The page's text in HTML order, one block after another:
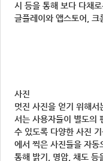
시 등을 통해 보다 다채
글플레이와 앱스토어, 크
사진
멋진 사진을 얻기 위해서
서는 사용자들이 별도의
수 있도록 다양한 사진
에서 찍은 사진들을 자동
통해 밝기, 명암, 채도 등